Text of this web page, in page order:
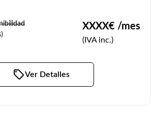
XXXX€ /mes
(IVA inc.)
Ver Detalles